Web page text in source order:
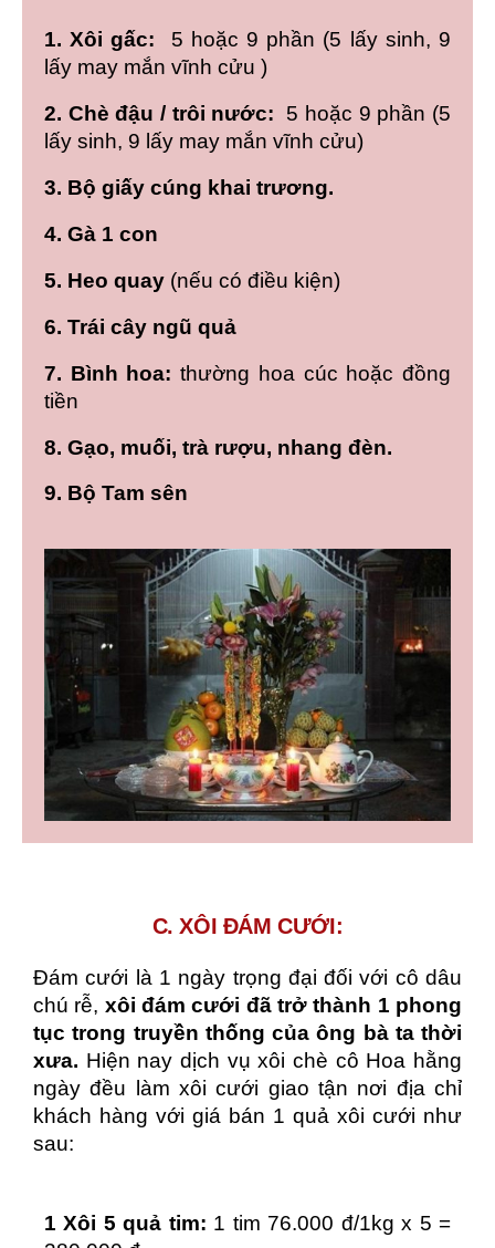
1. Xôi gấc: 5 hoặc 9 phần (5 lấy sinh, 9
lấy may mắn vĩnh cửu )
2. Chè đậu / trôi nước:
5 hoặc 9 phần (5
lấy sinh, 9 lấy may mắn vĩnh cửu)
3. Bộ giấy cúng khai trương.
4. Gà 1 con
5. Heo quay (nếu có điều kiện)
6. Trái cây ngũ quả
7. Bình hoa: thường hoa cúc hoặc đồng
tiền
8. Gạo, muối, trà rượu, nhang đèn.
9. Bộ Tam sên
C. XÔI ĐÁM CƯỚI:
Đám cưới là 1 ngày trọng đại đối với cô dâu
chú rễ, xôi đám cưới đã trở thành 1 phong
tục trong truyền thống của ông bà ta thời
xưa. Hiện nay dịch vụ xôi chè cô Hoa hằng
ngày đều làm xôi cưới giao tận nơi địa chỉ
khách hàng với giá bán 1 quả xôi cưới như
sau:
1 Xôi 5 quả tim: 1 tim 76.000 đ/1kg x 5 =